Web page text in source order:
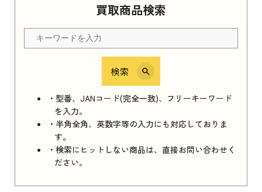
買取商品検索
検索
・型番、JANコード(完全一致)、フリーキーワード
を入力。
・半角全角、英数字等の入力にも対応しておりま
す。
・検索にヒットしない商品は、直接お問い合わせく
ださい。
Apple Watch Series 11 2025 新品買取価格はこ
ちら
iPhone 16e シリーズ 2025
iPhone 16e シリーズ 2025 新品買取価格はこち
ら
iPad 11インチ 2025年春モデル
はこちら